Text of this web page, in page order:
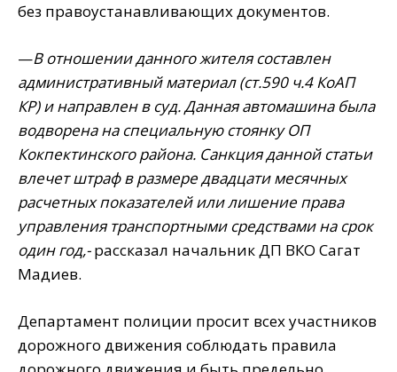
без правоустанавливающих документов.
—В отношении данного жителя составлен
административный материал (ст.590 ч.4 КоАП
КР) и направлен в суд. Данная автомашина была
водворена на специальную стоянку ОП
Кокпектинского района. Санкция данной статьи
влечетштраф в размере двадцати месячных
расчетных показателей или лишение права
управления транспортными средствами на срок
один год,-рассказал начальник ДП ВКО Сагат
Мадиев.
Департамент полиции просит всех участников
дорожного движения соблюдать правила